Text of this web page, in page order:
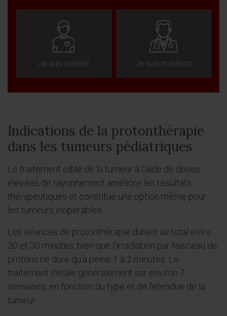
Je suis patient Je suis médecin
Indications de la protonthérapie
dans les tumeurs pédiatriques
Le traitement ciblé de la tumeur à l'aide de doses
élevées de rayonnement améliore les résultats
thérapeutiques et constitue une option même pour
les tumeurs inopérables.
Les séances de protonthérapie durent au total entre
20 et 30 minutes, bien que l'irradiation par faisceau de
protons ne dure qu'à peine 1 à 2 minutes. Le
traitement s'étale généralement sur environ 7
semaines, en fonction du type et de l'étendue de la
tumeur.